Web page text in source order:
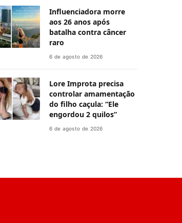
Influenciadora morre
aos 26 anos após
batalha contra câncer
raro
6 de agosto de 2026
Lore Improta precisa
controlar amamentação
do filho caçula: “Ele
engordou 2 quilos”
6 de agosto de 2026